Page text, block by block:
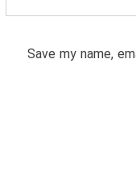
Save my name,